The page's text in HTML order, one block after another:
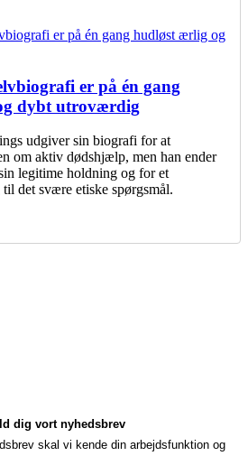
er på én gang
dybt utroværdig
udgiver sin biografi for at
om aktiv dødshjælp, men han ender
legitime holdning og for et
det svære etiske spørgsmål.
dig vort nyhedsbrev
skal vi kende din arbejdsfunktion og